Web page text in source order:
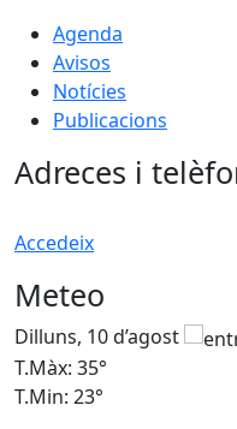
Agenda
Avisos
Notícies
Publicacions
Adreces i
Accedeix
Meteo
Dilluns, 10 d’agost
T.Màx: 35°
T.Min: 23°